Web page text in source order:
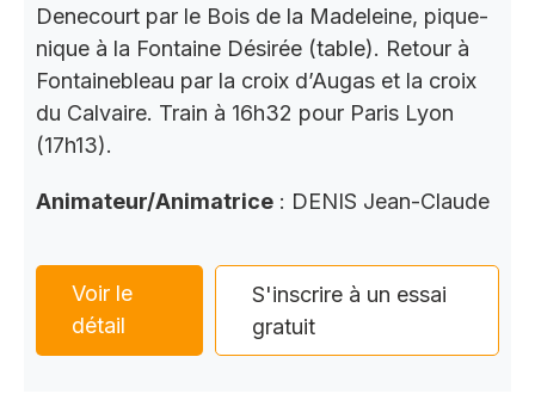
Denecourt par le Bois de la Madeleine, pique-
nique à la Fontaine Désirée (table). Retour à
Fontainebleau par la croix d’Augas et la croix
du Calvaire. Train à 16h32 pour Paris Lyon
(17h13).
Animateur/Animatrice : DENIS Jean-Claude
Voir le
détail
S'inscrire à un essai
gratuit